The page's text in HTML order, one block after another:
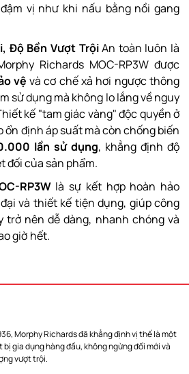
vị như khi nấu bằng nồi gang
Độ Bền Vượt TrộiAn toàn luôn là
Richards MOC-RP3W được
vệ và cơ chế xả hơi ngược thông
sử dụng mà không lo lắng về nguy
kế "tam giác vàng" độc quyền ở
ổn định áp suất mà còn chống biến
lần sử dụng, khẳng định độ
đối của sản phẩm.
RP3Wlà sự kết hợp hoàn hảo
và thiết kế tiện dụng, giúp công
trở nên dễ dàng, nhanh chóng và
giờ hết.
Morphy Richards đã khẳng định vị thế là một
gia dụng hàng đầu, không ngừng đổi mới và
vượt trội.